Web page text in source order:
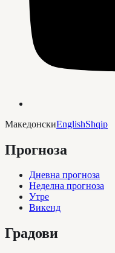
МакедонскиEnglishShqip
Прогноза
Дневна прогноза
Неделна прогноза
Утре
Викенд
Градови